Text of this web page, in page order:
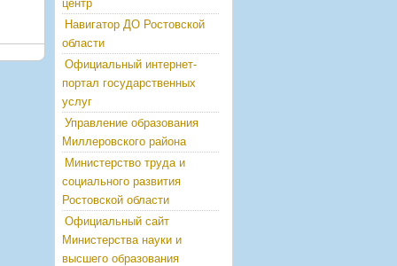
центр
Навигатор ДО Ростовской
области
Официальный интернет-
портал государственных
услуг
Управление образования
Миллеровского района
Министерство труда и
социального развития
Ростовской области
Официальный сайт
Министерства науки и
высшего образования